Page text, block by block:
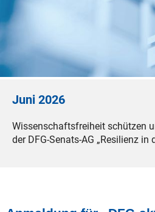
Juni 2026
Wissenschaftsfreiheit schützen
der DFG-Senats-AG „Resilienz in